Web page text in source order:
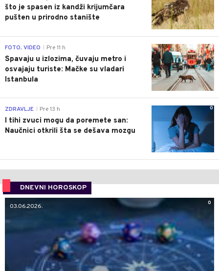
što je spasen iz kandži krijumčara
pušten u prirodno stanište
0
FOTO, VIDEO Pre 11 h
Spavaju u izlozima, čuvaju metro i
osvajaju turiste: Mačke su vladari
Istanbula
0
ZDRAVLJE Pre 13 h
I tihi zvuci mogu da poremete san:
Naučnici otkrili šta se dešava mozgu
DNEVNI HOROSKOP
0
03.06.2026.